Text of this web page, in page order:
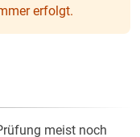
erfolgt.
meist noch